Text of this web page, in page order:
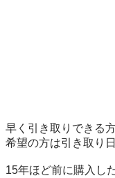
早く引き取りできる
希望の方は引き取り
15年ほど前に購入し